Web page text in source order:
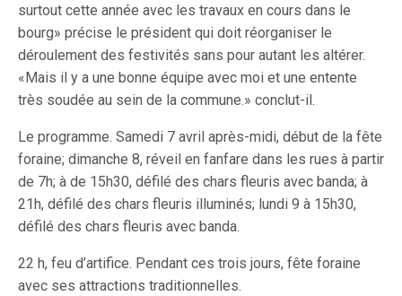
surtout cette année avec les travaux en cours dans le
bourg» précise le président qui doit réorganiser le
déroulement des festivités sans pour autant les altérer.
«Mais il y a une bonne équipe avec moi et une entente
très soudée au sein de la commune.» conclut-il.
Le programme. Samedi 7 avril après-midi, début de la fête
foraine; dimanche 8, réveil en fanfare dans les rues à partir
de 7h; à de 15h30, défilé des chars fleuris avec banda; à
21h, défilé des chars fleuris illuminés; lundi 9 à 15h30,
défilé des chars fleuris avec banda.
22 h, feu d’artifice. Pendant ces trois jours, fête foraine
avec ses attractions traditionnelles.